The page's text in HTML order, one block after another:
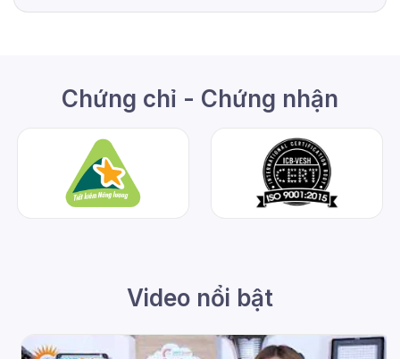
Chứng chỉ - Chứng nhận
Video nổi bật